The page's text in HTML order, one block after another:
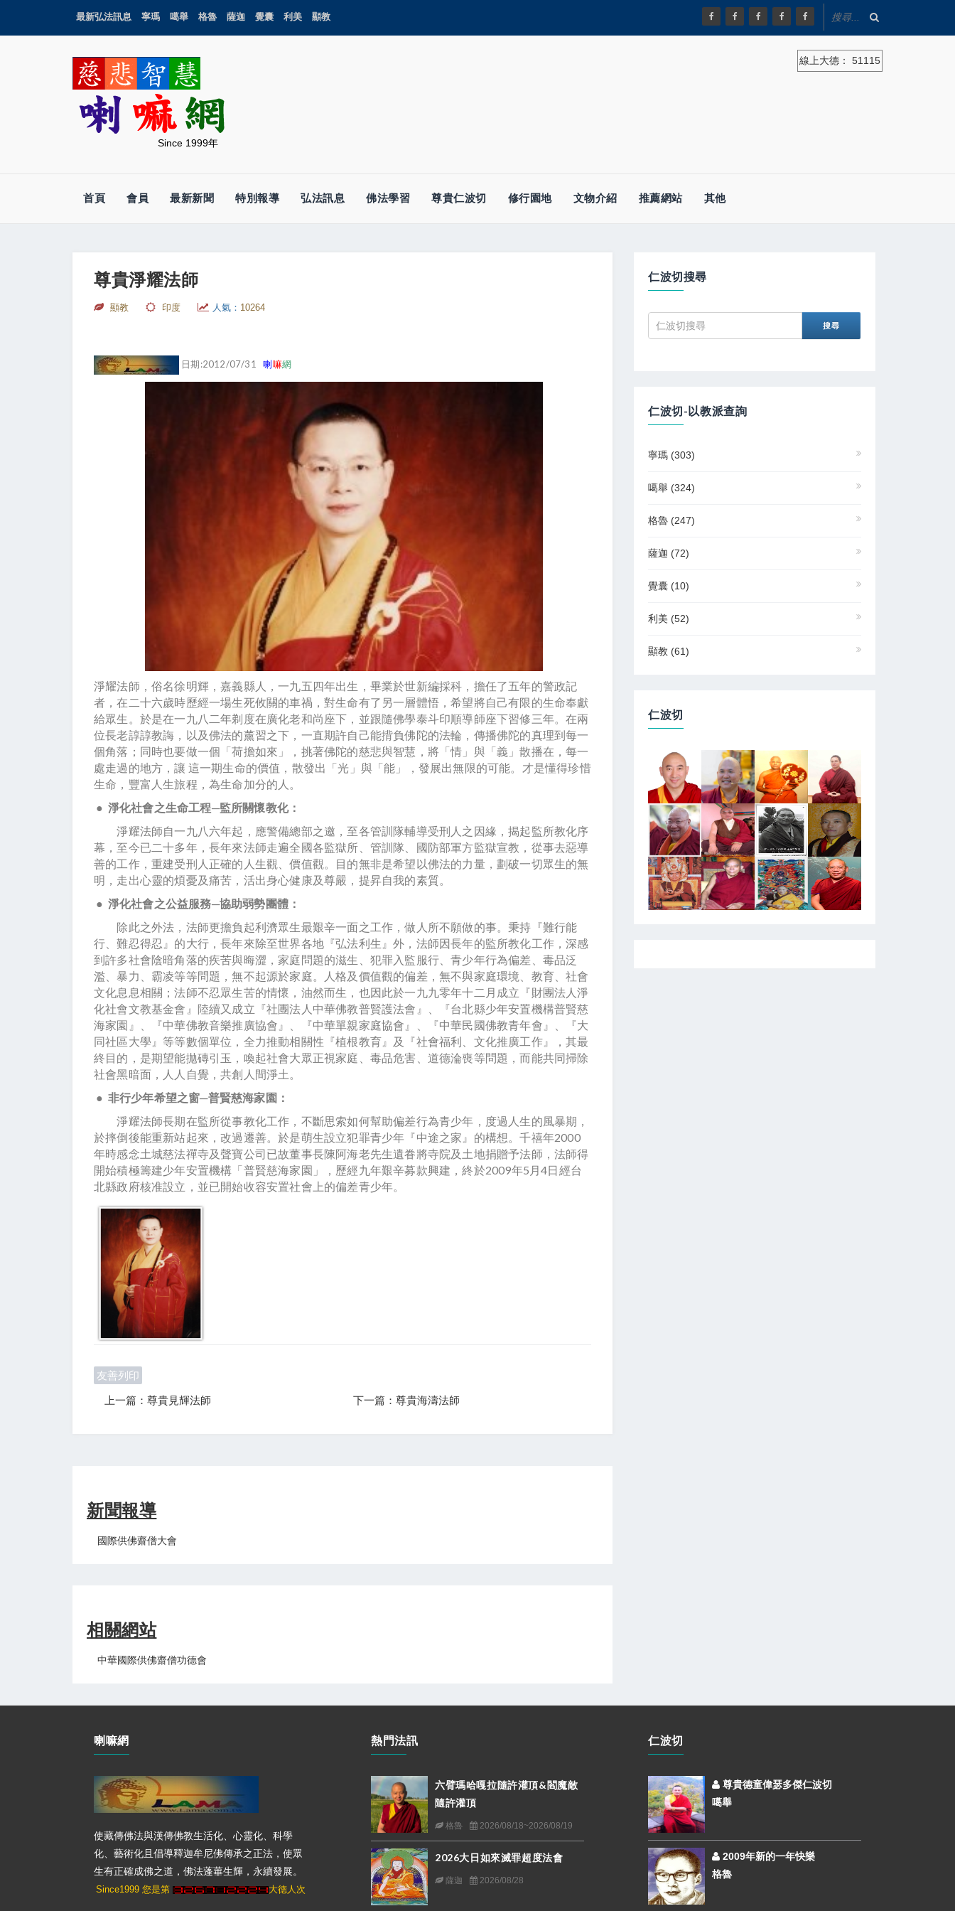
最新弘法訊息 寧瑪 噶舉 格魯 薩迦 覺囊 利美 顯教
Since 1999年
線上大德： 51115
首頁 會員 最新新聞 特別報導 弘法訊息 佛法學習 尊貴仁波切 修行園地 文物介紹 推薦網站 其他
尊貴淨耀法師
顯教 印度 人氣： 10264
日期:2012/07/31喇嘛網
淨耀法師，俗名徐明輝，嘉義縣人，一九五四年出生，畢業於世新編採科，擔任了五年的警政記
者，在二十六歲時歷經一場生死攸關的車禍，對生命有了另一層體悟，希望將自己有限的生命奉獻
給眾生。於是在一九八二年剃度在廣化老和尚座下，並跟隨佛學泰斗印順導師座下習修三年。在兩
位長老諄諄教誨，以及佛法的薰習之下，一直期許自己能揹負佛陀的法輪，傳播佛陀的真理到每一
個角落；同時也要做一個「荷擔如來」，挑著佛陀的慈悲與智慧，將「情」與「義」散播在，每一
處走過的地方，讓 這一期生命的價值，散發出「光」與「能」，發展出無限的可能。才是懂得珍惜
生命，豐富人生旅程，為生命加分的人。
● 淨化社會之生命工程─監所關懷教化：
淨耀法師自一九八六年起，應警備總部之邀，至各管訓隊輔導受刑人之因緣，揭起監所教化序
幕，至今已二十多年，長年來法師走遍全國各監獄所、管訓隊、國防部軍方監獄宣教，從事去惡導
善的工作，重建受刑人正確的人生觀、價值觀。目的無非是希望以佛法的力量，劃破一切眾生的無
明，走出心靈的煩憂及痛苦，活出身心健康及尊嚴，提昇自我的素質。
● 淨化社會之公益服務─協助弱勢團體：
除此之外法，法師更擔負起利濟眾生最艱辛一面之工作，做人所不願做的事。秉持『難行能
行、難忍得忍』的大行，長年來除至世界各地『弘法利生』外，法師因長年的監所教化工作，深感
到許多社會陰暗角落的疾苦與晦澀，家庭問題的滋生、犯罪入監服行、青少年行為偏差、毒品泛
濫、暴力、霸凌等等問題，無不起源於家庭。人格及價值觀的偏差，無不與家庭環境、教育、社會
文化息息相關；法師不忍眾生苦的情懷，油然而生，也因此於一九九零年十二月成立『財團法人淨
化社會文教基金會』陸續又成立『社團法人中華佛教普賢護法會』、『台北縣少年安置機構普賢慈
海家園』、『中華佛教音樂推廣協會』、『中華單親家庭協會』、『中華民國佛教青年會』、『大
同社區大學』等等數個單位，全力推動相關性『植根教育』及『社會福利、文化推廣工作』，其最
終目的，是期望能拋磚引玉，喚起社會大眾正視家庭、毒品危害、道德淪喪等問題，而能共同掃除
社會黑暗面，人人自覺，共創人間淨土。
● 非行少年希望之窗─普賢慈海家園：
淨耀法師長期在監所從事教化工作，不斷思索如何幫助偏差行為青少年，度過人生的風暴期，
於摔倒後能重新站起來，改過遷善。於是萌生設立犯罪青少年『中途之家』的構想。千禧年2000
年時感念土城慈法禪寺及聲寶公司已故董事長陳阿海老先生遺眷將寺院及土地捐贈予法師，法師得
開始積極籌建少年安置機構「普賢慈海家園」，歷經九年艱辛募款興建，終於2009年5月4日經台
北縣政府核准設立，並已開始收容安置社會上的偏差青少年。
友善列印
上一篇：尊貴見輝法師 下一篇：尊貴海濤法師
新聞報導
國際供佛齋僧大會
相關網站
中華國際供佛齋僧功德會
仁波切搜尋
仁波切-以教派查詢
寧瑪 (303)
噶舉 (324)
格魯 (247)
薩迦 (72)
覺囊 (10)
利美 (52)
顯教 (61)
仁波切
喇嘛網
使藏傳佛法與漢傳佛教生活化、心靈化、科學
化、藝術化且倡導釋迦牟尼佛傳承之正法，使眾
生有正確成佛之道，佛法蓬蓽生輝，永續發展。
Since1999 您是第 大德人次
熱門法訊
六臂瑪哈嘎拉隨許灌頂&閻魔敵
隨許灌頂
格魯 2026/08/18~2026/08/19
2026大日如來滅罪超度法會
薩迦 2026/08/28
仁波切
尊貴德童偉瑟多傑仁波切
噶舉
2009年新的一年快樂
格魯